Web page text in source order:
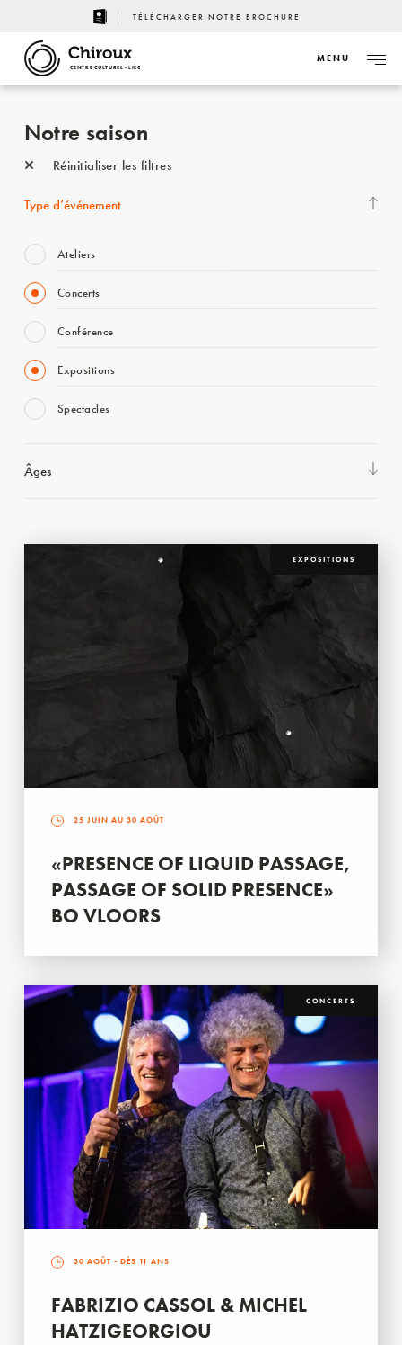
TÉLÉCHARGER NOTRE BROCHURE
CENTRE CULTUREL - LIÈGE
MENU
Notre saison
Réinitialiser les filtres
Type d’événement
Ateliers
Concerts
Conférence
Expositions
Spectacles
Âges
EXPOSITIONS
25 JUIN AU 30 AOÛT
«PRESENCE OF LIQUID PASSAGE,
PASSAGE OF SOLID PRESENCE»
BO VLOORS
CONCERTS
30 AOÛT - DÈS 11 ANS
FABRIZIO CASSOL & MICHEL
HATZIGEORGIOU